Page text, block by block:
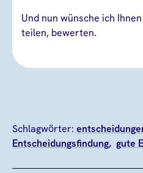
Und nun wünsche ich
teilen, bewerten.
Schlagwörter:
Entscheidungsfindung gute